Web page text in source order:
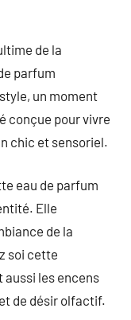
de la
parfum
un moment
conçue pour vivre
chic et sensoriel.
eau de parfum
Elle
de la
soi cette
aussi les encens
de désir olfactif.